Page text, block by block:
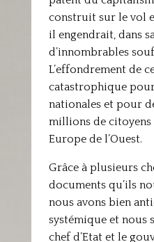
construit sur le vol
il engendrait, dans
d’innombrables
L’effondrement de
catastrophique
nationales et pour
millions de citoyens
Europe de l’Ouest.
Grâce à plusieurs
documents qu’ils
nous avons bien
systémique et nous
chef d’Etat et le